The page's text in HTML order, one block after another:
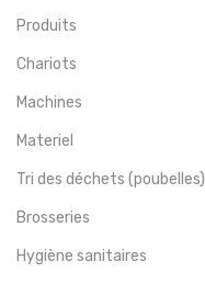
Produits
Chariots
Machines
Materiel
Tri des déchets (poubelles)
Brosseries
Hygiène sanitaires